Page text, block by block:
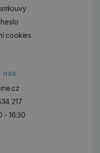
cookies
nás
217
- 16:30